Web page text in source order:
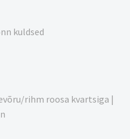
kuldsed
rihm roosa kvartsiga |